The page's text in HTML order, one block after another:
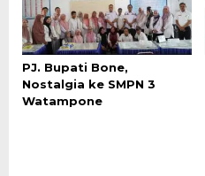
PJ. Bupati Bone,
Nostalgia ke SMPN 3
Watampone